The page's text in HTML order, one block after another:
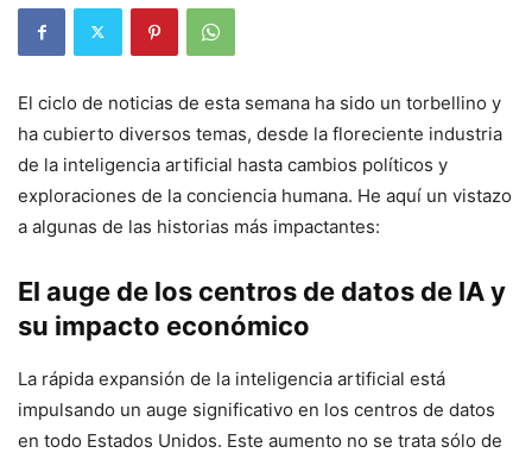
El ciclo de noticias de esta semana ha sido un torbellino y
ha cubierto diversos temas, desde la floreciente industria
de la inteligencia artificial hasta cambios políticos y
exploraciones de la conciencia humana. He aquí un vistazo
a algunas de las historias más impactantes:
El auge de los centros de datos de IA y
su impacto económico
La rápida expansión de la inteligencia artificial está
impulsando un auge significativo en los centros de datos
en todo Estados Unidos. Este aumento no se trata sólo de